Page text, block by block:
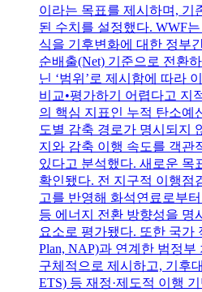
이라는 목표를 제시하며, 기
된 수치를 설정했다. WWF
식을 기후변화에 대한 정부
순배출(Net) 기준으로 전환
닌 ‘범위’로 제시함에 따라
비교•평가하기 어렵다고 지
의 핵심 지표인 누적 탄소예
도별 감축 경로가 명시되지
지와 감축 이행 속도를 객관
있다고 분석했다. 새로운 목
확인됐다. 전 지구적 이행점
고를 반영해 화석연료로부
등 에너지 전환 방향성을 명
요소로 평가됐다. 또한 국가
Plan, NAP)과 연계한 범정
구체적으로 제시하고, 기후
ETS) 등 재정·제도적 이행